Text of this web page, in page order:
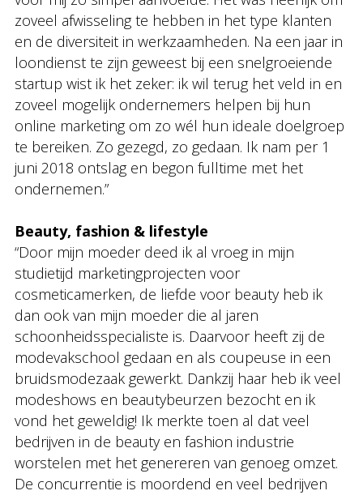
zoveel afwisseling te hebben in het type klanten
en de diversiteit in werkzaamheden. Na een jaar in
loondienst te zijn geweest bij een snelgroeiende
startup wist ik het zeker: ik wil terug het veld in en
zoveel mogelijk ondernemers helpen bij hun
online marketing om zo wél hun ideale doelgroep
te bereiken. Zo gezegd, zo gedaan. Ik nam per 1
juni 2018 ontslag en begon fulltime met het
ondernemen.”
Beauty, fashion & lifestyle
“Door mijn moeder deed ik al vroeg in mijn
studietijd marketingprojecten voor
cosmeticamerken, de liefde voor beauty heb ik
dan ook van mijn moeder die al jaren
schoonheidsspecialiste is. Daarvoor heeft zij de
modevakschool gedaan en als coupeuse in een
bruidsmodezaak gewerkt. Dankzij haar heb ik veel
modeshows en beautybeurzen bezocht en ik
vond het geweldig! Ik merkte toen al dat veel
bedrijven in de beauty en fashion industrie
worstelen met het genereren van genoeg omzet.
De concurrentie is moordend en veel bedrijven